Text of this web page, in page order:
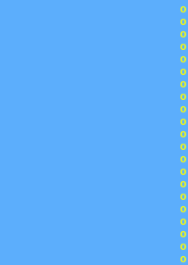
o
o
o
o
o
o
o
o
o
o
o
o
o
o
o
o
o
o
o
o
o